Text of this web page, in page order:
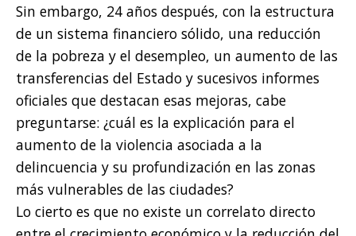
Sin embargo, 24 años después, con la estructura
de un sistema financiero sólido, una reducción
de la pobreza y el desempleo, un aumento de las
transferencias del Estado y sucesivos informes
oficiales que destacan esas mejoras, cabe
preguntarse: ¿cuál es la explicación para el
aumento de la violencia asociada a la
delincuencia y su profundización en las zonas
más vulnerables de las ciudades?
Lo cierto es que no existe un correlato directo